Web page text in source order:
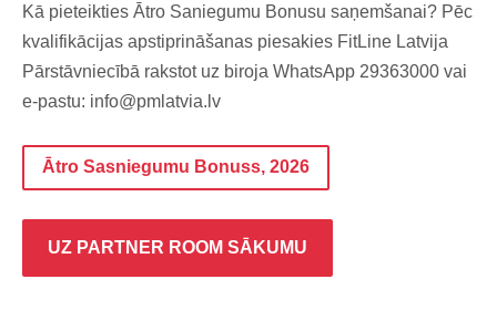
Kā pieteikties Ātro Saniegumu Bonusu saņemšanai? Pēc
kvalifikācijas apstiprināšanas piesakies FitLine Latvija
Pārstāvniecībā rakstot uz biroja WhatsApp 29363000 vai
e-pastu: info@pmlatvia.lv
Ātro Sasniegumu Bonuss, 2026
UZ PARTNER ROOM SĀKUMU